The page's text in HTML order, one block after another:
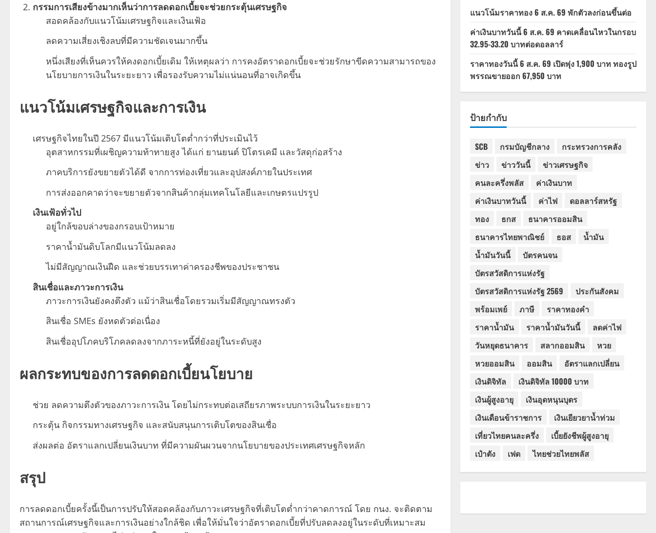
กรรมการเสียงข้างมากเห็นว่าการลดดอกเบี้ยจะช่วยกระตุ้นเศรษฐกิจ
สอดคล้องกับแนวโน้มเศรษฐกิจและเงินเฟ้อ
ลดความเสี่ยงเชิงลบที่มีความชัดเจนมากขึ้น
หนึ่งเสียงที่เห็นควรให้คงดอกเบี้ยเดิม ให้เหตุผลว่า การคงอัตราดอกเบี้ยจะช่วยรักษาขีดความสามารถของ
นโยบายการเงินในระยะยาว เพื่อรองรับความไม่แน่นอนที่อาจเกิดขึ้น
แนวโน้มเศรษฐกิจและการเงิน
เศรษฐกิจไทยในปี 2567 มีแนวโน้มเติบโตต่ำกว่าที่ประเมินไว้
อุตสาหกรรมที่เผชิญความท้าทายสูง ได้แก่ ยานยนต์ ปิโตรเคมี และวัสดุก่อสร้าง
ภาคบริการยังขยายตัวได้ดี จากการท่องเที่ยวและอุปสงค์ภายในประเทศ
การส่งออกคาดว่าจะขยายตัวจากสินค้ากลุ่มเทคโนโลยีและเกษตรแปรรูป
เงินเฟ้อทั่วไป
อยู่ใกล้ขอบล่างของกรอบเป้าหมาย
ราคาน้ำมันดิบโลกมีแนวโน้มลดลง
ไม่มีสัญญาณเงินฝืด และช่วยบรรเทาค่าครองชีพของประชาชน
สินเชื่อและภาวะการเงิน
ภาวะการเงินยังคงตึงตัว แม้ว่าสินเชื่อโดยรวมเริ่มมีสัญญาณทรงตัว
สินเชื่อ SMEs ยังหดตัวต่อเนื่อง
สินเชื่ออุปโภคบริโภคลดลงจากภาระหนี้ที่ยังอยู่ในระดับสูง
ผลกระทบของการลดดอกเบี้ยนโยบาย
ช่วย ลดความตึงตัวของภาวะการเงิน โดยไม่กระทบต่อเสถียรภาพระบบการเงินในระยะยาว
กระตุ้น กิจกรรมทางเศรษฐกิจ และสนับสนุนการเติบโตของสินเชื่อ
ส่งผลต่อ อัตราแลกเปลี่ยนเงินบาท ที่มีความผันผวนจากนโยบายของประเทศเศรษฐกิจหลัก
สรุป
การลดดอกเบี้ยครั้งนี้เป็นการปรับให้สอดคล้องกับภาวะเศรษฐกิจที่เติบโตต่ำกว่าคาดการณ์ โดย กนง. จะติดตาม
สถานการณ์เศรษฐกิจและการเงินอย่างใกล้ชิด เพื่อให้มั่นใจว่าอัตราดอกเบี้ยที่ปรับลดลงอยู่ในระดับที่เหมาะสม
แนวโน้มราคาทอง 6 ส.ค. 69 พักตัวลงก่อนขึ้นต่อ
ค่าเงินบาทวันนี้ 6 ส.ค. 69 คาดเคลื่อนไหวในกรอบ
32.95-33.20 บาทต่อดอลลาร์
ราคาทองวันนี้ 6 ส.ค. 69 เปิดพุ่ง 1,900 บาท ทองรูป
พรรณขายออก 67,950 บาท
ป้ายกำกับ
SCB กรมบัญชีกลาง
กระทรวงการคลัง
ข่าว
ข่าววันนี้
ข่าวเศรษฐกิจ
คนละครึ่งพลัส
ค่าเงินบาท
ค่าเงินบาทวันนี้
ค่าไฟ
ดอลลาร์สหรัฐ
ทอง
ธกส
ธนาคารออมสิน
ธนาคารไทยพาณิชย์
ธอส
น้ำมัน
น้ำมันวันนี้
บัตรคนจน
บัตรสวัสดิการแห่งรัฐ
บัตรสวัสดิการแห่งรัฐ 2569
ประกันสังคม
พร้อมเพย์
ภาษี
ราคาทองคำ
ราคาน้ำมัน
ราคาน้ำมันวันนี้
ลดค่าไฟ
วันหยุดธนาคาร
สลากออมสิน
หวย
หวยออมสิน
ออมสิน
อัตราแลกเปลี่ยน
เงินดิจิทัล
เงินดิจิทัล 10000 บาท
เงินผู้สูงอายุ
เงินอุดหนุนบุตร
เงินเดือนข้าราชการ
เงินเยียวยาน้ำท่วม
เที่ยวไทยคนละครึ่ง
เบี้ยยังชีพผู้สูงอายุ
เป๋าตัง
เฟด ไทยช่วยไทยพลัส